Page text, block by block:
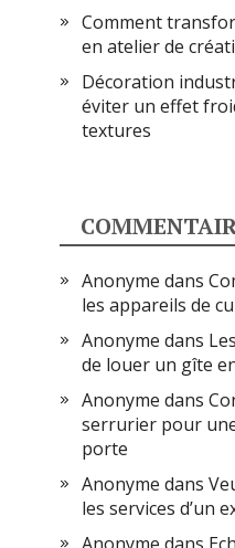
Comment
en atelier de
Décoration
éviter un effet
textures
Anonyme dans
les appareils de
Anonyme dans
de louer un gîte
Anonyme dans
serrurier pour
porte
Anonyme dans
les services d’un